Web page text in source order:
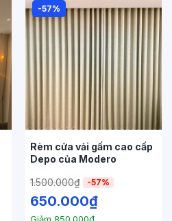
-57%
Rèm cửa vải gấm cao cấp
Depo của Modero
1.500.000₫ -57%
650.000₫
Giảm 850.000₫